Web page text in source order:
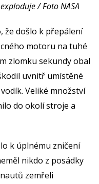
/ Foto NASA
že došlo k přepálení
motoru na tuhé
zlomku sekundy obal
uvnitř umístěné
Veliké množství
do okolí stroje a
k úplnému zničení
nikdo z posádky
zemřeli